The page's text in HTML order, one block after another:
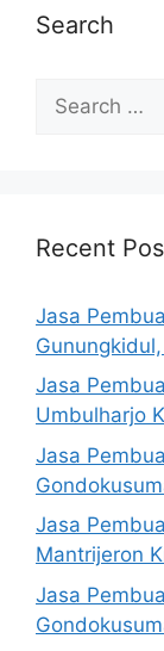
Search
for:
Recent
Jasa
Jasa
Umbulharjo
Jasa
Jasa
Mantrijeron
Jasa